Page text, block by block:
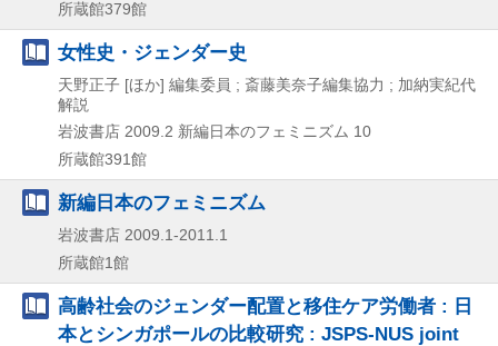
所蔵館379館
女性史・ジェンダー史
天野正子 [ほか] 編集委員 ; 斎藤美奈子編集協力 ; 加納実紀代
解説
岩波書店 2009.2 新編日本のフェミニズム 10
所蔵館391館
新編日本のフェミニズム
岩波書店 2009.1-2011.1
所蔵館1館
高齢社会のジェンダー配置と移住ケア労働者 : 日
本とシンガポールの比較研究 : JSPS-NUS joint